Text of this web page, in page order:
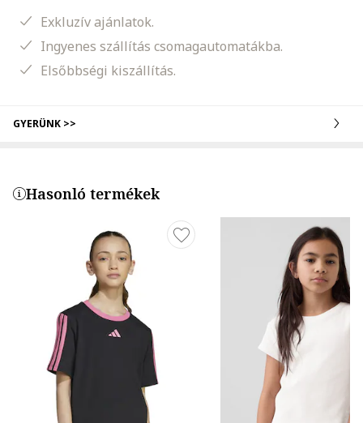
Exkluzív ajánlatok.
Ingyenes szállítás csomagautomatákba.
Elsőbbségi kiszállítás.
GYERÜNK >>
Hasonló termékek